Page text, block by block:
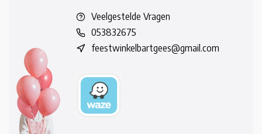
Veelgestelde Vragen
053832675
feestwinkelbartgees@gmail.com